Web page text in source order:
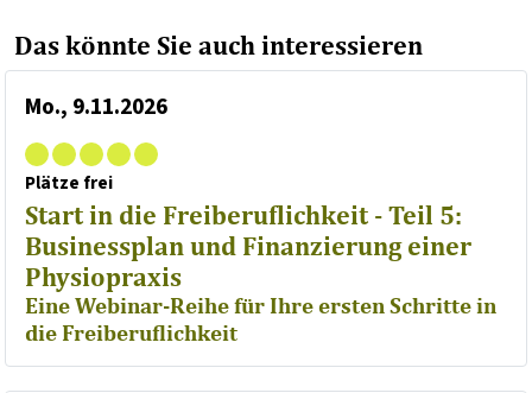
Das könnte Sie auch interessieren
Mo., 9.11.2026
Plätze frei
Start in die Freiberuflichkeit - Teil 5:
Businessplan und Finanzierung einer
Physiopraxis
Eine Webinar-Reihe für Ihre ersten Schritte in
die Freiberuflichkeit